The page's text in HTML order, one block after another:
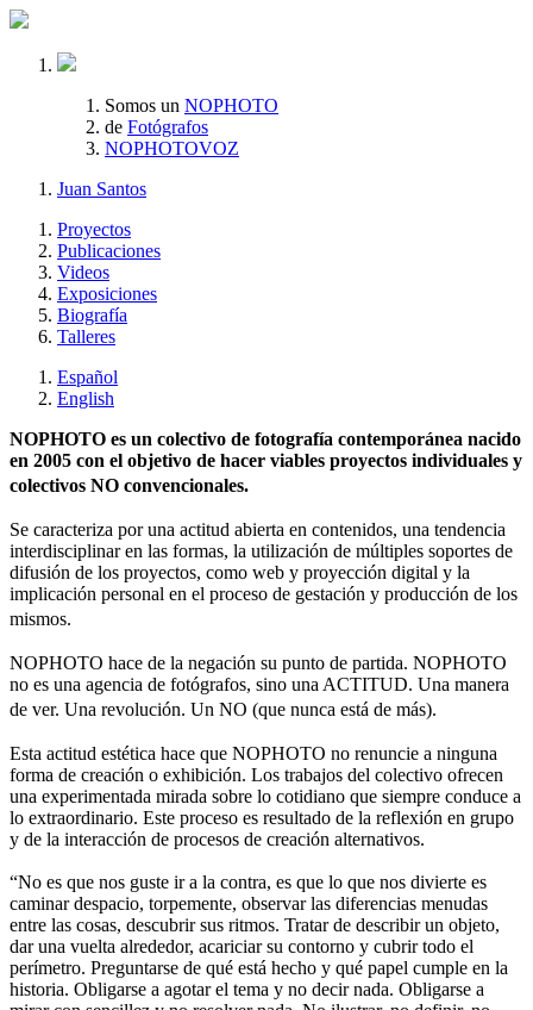
Somos un NOPHOTO
de Fotógrafos
NOPHOTOVOZ
Juan Santos
Proyectos
Publicaciones
Videos
Exposiciones
Biografía
Talleres
Español
English
NOPHOTO es un colectivo de fotografía contemporánea nacido
en 2005 con el objetivo de hacer viables proyectos individuales y
colectivos NO convencionales.
Se caracteriza por una actitud abierta en contenidos, una tendencia
interdisciplinar en las formas, la utilización de múltiples soportes de
difusión de los proyectos, como web y proyección digital y la
implicación personal en el proceso de gestación y producción de los
mismos.
NOPHOTO hace de la negación su punto de partida. NOPHOTO
no es una agencia de fotógrafos, sino una ACTITUD. Una manera
de ver. Una revolución. Un NO (que nunca está de más).
Esta actitud estética hace que NOPHOTO no renuncie a ninguna
forma de creación o exhibición. Los trabajos del colectivo ofrecen
una experimentada mirada sobre lo cotidiano que siempre conduce a
lo extraordinario. Este proceso es resultado de la reflexión en grupo
y de la interacción de procesos de creación alternativos.
“No es que nos guste ir a la contra, es que lo que nos divierte es
caminar despacio, torpemente, observar las diferencias menudas
entre las cosas, descubrir sus ritmos. Tratar de describir un objeto,
dar una vuelta alrededor, acariciar su contorno y cubrir todo el
perímetro. Preguntarse de qué está hecho y qué papel cumple en la
historia. Obligarse a agotar el tema y no decir nada. Obligarse a